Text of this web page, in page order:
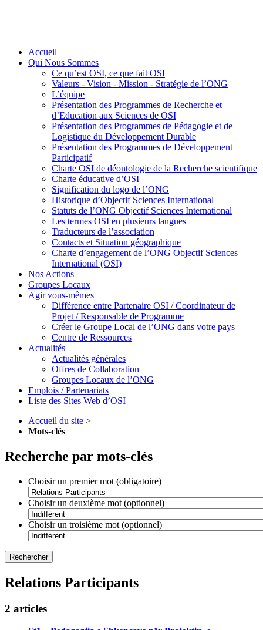
Accueil
Qui Nous Sommes
Ce qu’est OSI, ce que fait OSI
Valeurs - Vision - Mission - Stratégie de l’ONG
L’équipe
Présentation des Programmes de Recherche et
d’Education aux Sciences de OSI
Présentation des Programmes de Pédagogie et de
Logistique du Développement Durable
Présentation des Programmes de Développement
Participatif
Charte OSI de déontologie de la Recherche scientifique
Charte éducative d’OSI
Signification du logo de l’ONG
Historique d’Objectif Sciences International
Statuts de l’ONG Objectif Sciences International
Les termes OSI en plusieurs langues
Traducteurs de l’association
Contacts et Situation géographique
Charte d’engagement de l’ONG Objectif Sciences
International (OSI)
Nos Actions
Groupes Locaux
Agir vous-mêmes
Différence entre Partenaire OSI / Coordinateur de
Projet / Responsable de Programme
Créer le Groupe Local de l’ONG dans votre pays
Centre de Ressources
Actualités
Actualités générales
Offres de Collaboration
Groupes Locaux de l’ONG
Emplois / Partenariats
Liste des Sites Web d’OSI
Accueil du site >
Mots-clés
Recherche par mots-clés
Choisir un premier mot (obligatoire)
Choisir un deuxième mot (optionnel)
Choisir un troisième mot (optionnel)
Relations Participants
2 articles